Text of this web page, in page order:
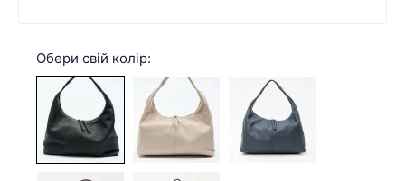
Обери свій колір: